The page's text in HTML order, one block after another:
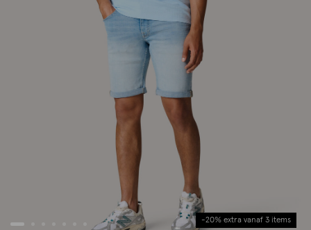
-20% extra vanaf 3 items